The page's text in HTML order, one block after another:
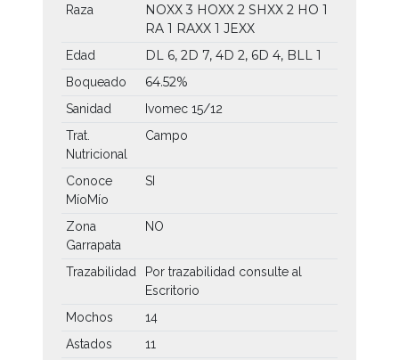
Raza NOXX3 HOXX 2 SHXX 2 HO 1
RA 1 RAXX 1 JEXX
Edad DL 6, 2D 7, 4D 2, 6D 4, BLL 1
Boqueado 64.52%
Sanidad
Ivomec 15/12
Trat.
Nutricional
Campo
Conoce
MíoMío
SI
Zona
Garrapata
NO
Trazabilidad
Por trazabilidad consulte al
Escritorio
Mochos
14
Astados
11